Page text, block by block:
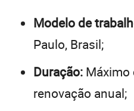
Modelo de
Paulo, Brasil;
Duração: Máximo
renovação anual;